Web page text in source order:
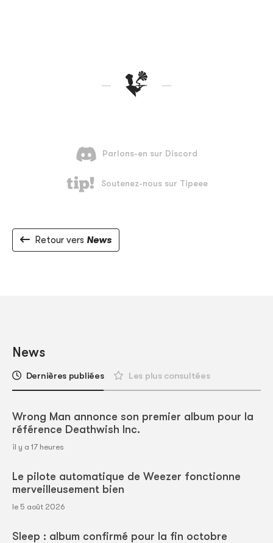
Retour vers News
News
Dernières publiées Les plus consultées
Wrong Man annonce son premier album pour la
référence Deathwish Inc.
il y a 17 heures
Le pilote automatique de Weezer fonctionne
merveilleusement bien
le 5 août 2026
Sleep : album confirmé pour la fin octobre